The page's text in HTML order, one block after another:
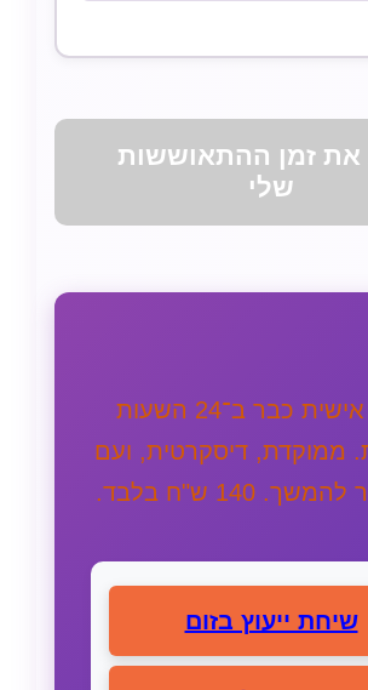
זמן ההתאוששות
שלי
שיחה אישית כבר ב־24 השעות
ממוקדת, דיסקרטית, ועם
140 ש"ח בלבד.
שיחת ייעוץ בזום